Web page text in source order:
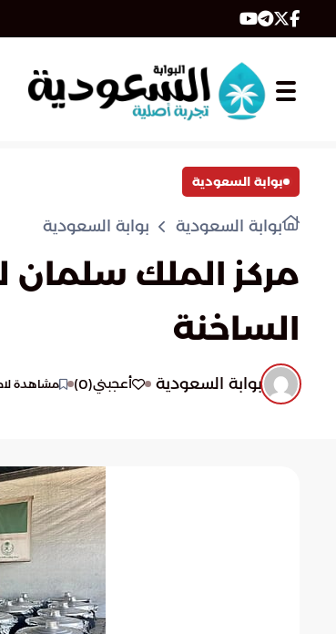
بوابة السعودية
بوابة السعودية بوابة السعودية
مركز الملك سلمان
الساخنة
بوابة السعودية أعجبني(
0
) مشاهدة